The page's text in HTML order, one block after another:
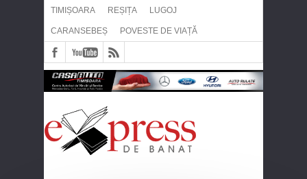
TIMIȘOARA REȘIȚA LUGOJ
CARANSEBEȘ POVESTE DE VIAȚĂ